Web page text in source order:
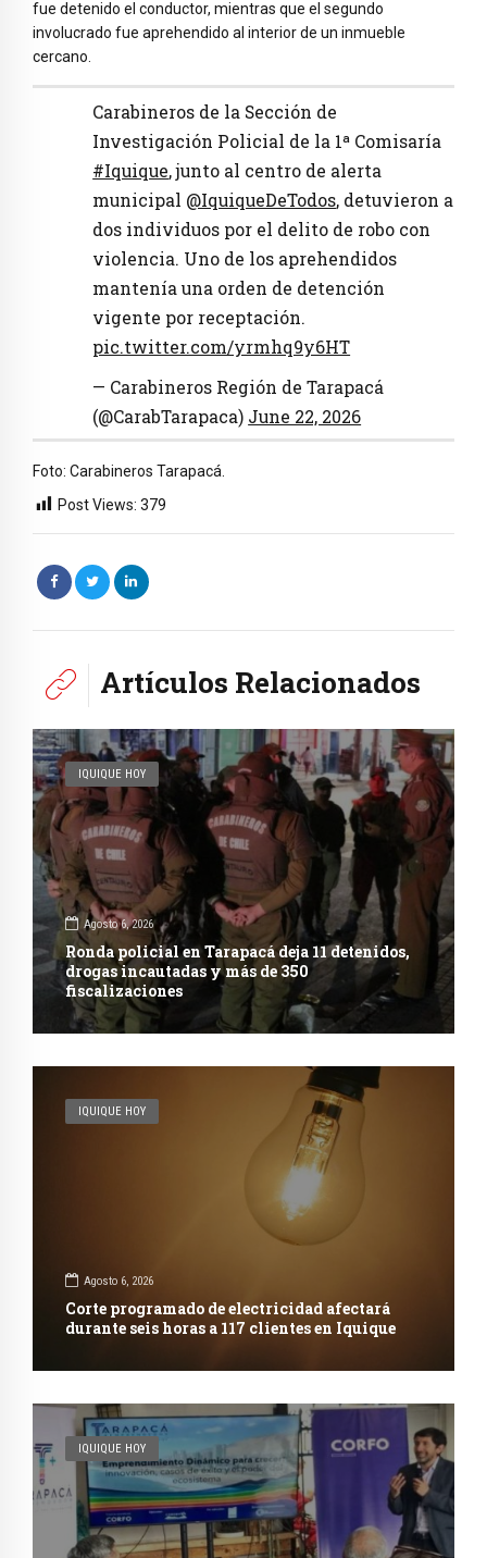
fue detenido el conductor, mientras que el segundo
involucrado fue aprehendido al interior de un inmueble
cercano.
Carabineros de la Sección de
Investigación Policial de la 1ª Comisaría
#Iquique, junto al centro de alerta
municipal @IquiqueDeTodos, detuvieron a
dos individuos por el delito de robo con
violencia. Uno de los aprehendidos
mantenía una orden de detención
vigente por receptación.
pic.twitter.com/yrmhq9y6HT
— Carabineros Región de Tarapacá
(@CarabTarapaca) June 22, 2026
Foto: Carabineros Tarapacá.
Post Views: 379
Artículos Relacionados
IQUIQUE HOY
Agosto 6, 2026
Ronda policial en Tarapacá deja 11 detenidos,
drogas incautadas y más de 350
fiscalizaciones
IQUIQUE HOY
Agosto 6, 2026
Corte programado de electricidad afectará
durante seis horas a 117 clientes en Iquique
IQUIQUE HOY